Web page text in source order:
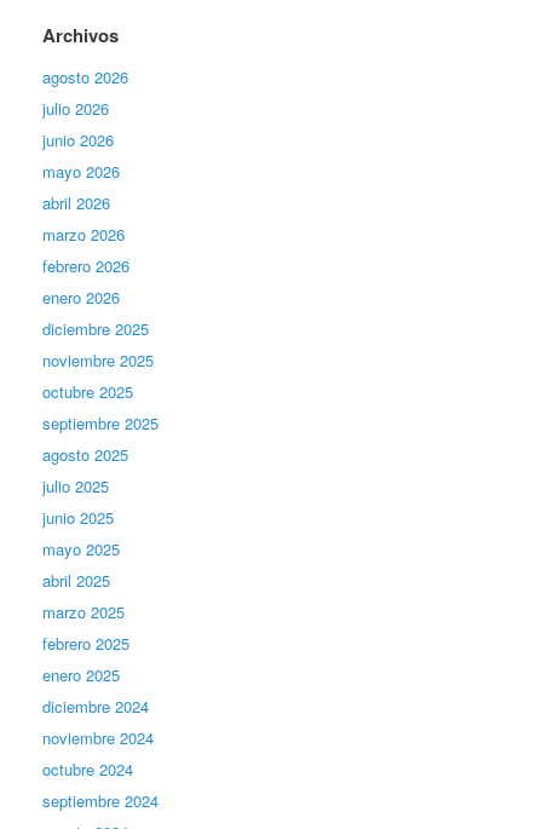
Archivos
agosto 2026
julio 2026
junio 2026
mayo 2026
abril 2026
marzo 2026
febrero 2026
enero 2026
diciembre 2025
noviembre 2025
octubre 2025
septiembre 2025
agosto 2025
julio 2025
junio 2025
mayo 2025
abril 2025
marzo 2025
febrero 2025
enero 2025
diciembre 2024
noviembre 2024
octubre 2024
septiembre 2024